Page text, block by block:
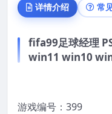
详情介绍 常
fifa99足球经理
win11 win10
游戏编号：399